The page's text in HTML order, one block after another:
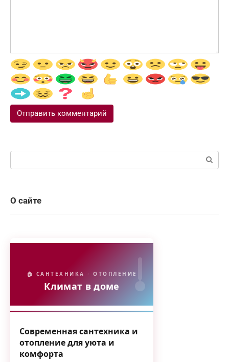
Поиск:
О сайте
🏠 САНТЕХНИКА · ОТОПЛЕНИЕ
Климат в доме
Современная сантехника и
отопление для уюта и
комфорта